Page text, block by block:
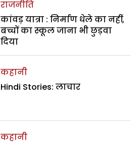
राजनीति
कांवड़ यात्रा : निर्माण धेले का नहीं,
बच्चों का स्कूल जाना भी छुड़वा
दिया
कहानी
Hindi Stories: लाचार
कहानी